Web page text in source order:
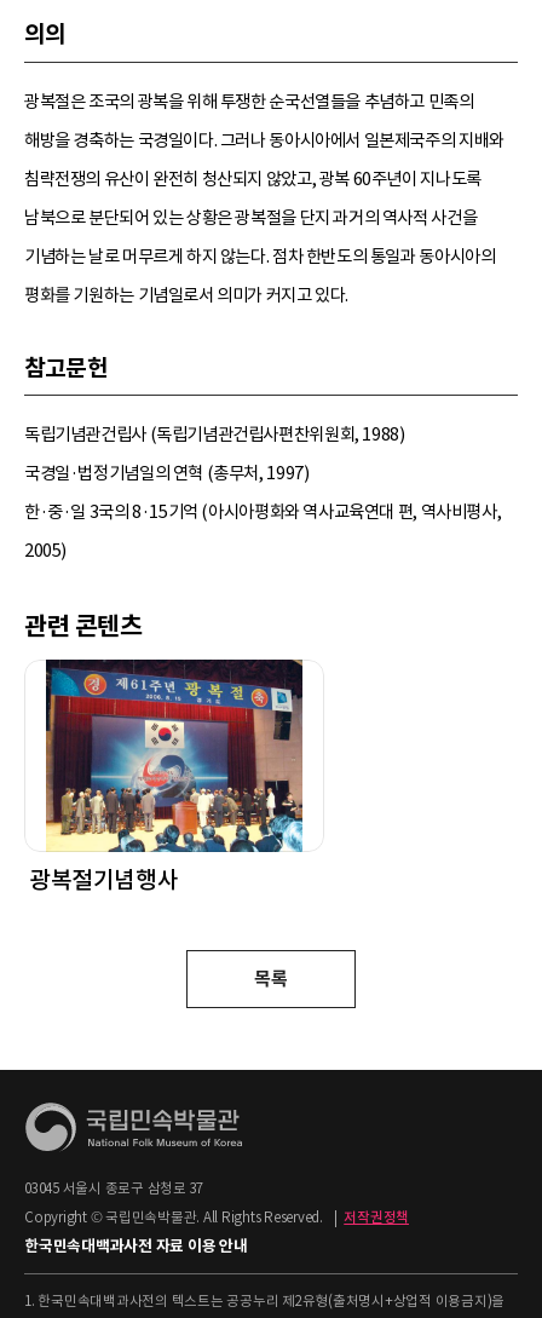
의의
광복절은 조국의 광복을 위해 투쟁한 순국선열들을 추념하고 민족의
해방을 경축하는 국경일이다. 그러나 동아시아에서 일본제국주의 지배와
침략전쟁의 유산이 완전히 청산되지 않았고, 광복 60주년이 지나도록
남북으로 분단되어 있는 상황은 광복절을 단지 과거의 역사적 사건을
기념하는 날로 머무르게 하지 않는다. 점차 한반도의 통일과 동아시아의
평화를 기원하는 기념일로서 의미가 커지고 있다.
참고문헌
독립기념관건립사 (독립기념관건립사편찬위원회, 1988)
국경일·법정기념일의 연혁 (총무처, 1997)
한·중·일 3국의 8·15기억 (아시아평화와 역사교육연대 편, 역사비평사,
2005)
관련 콘텐츠
광복절기념행사
목록
03045 서울시 종로구 삼청로 37
Copyright © 국립민속박물관. All Rights Reserved.
저작권정책
한국민속대백과사전 자료 이용 안내
1. 한국민속대백과사전의 텍스트는 공공누리 제2유형(출처명시+상업적 이용금지)을